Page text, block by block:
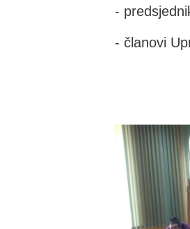
-
- članovi